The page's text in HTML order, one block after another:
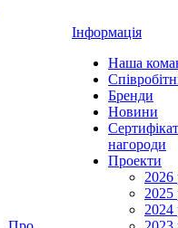
Інформація
Наша
Бренди
Новини
нагороди
Проекти
2026
2025
2024